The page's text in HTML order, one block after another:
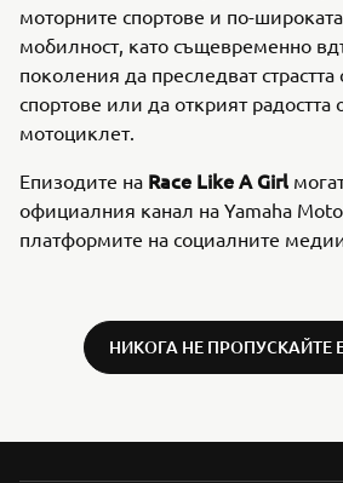
моторните спортове и по-
мобилност, като същевременно
поколения да преследват
спортове или да открият радостта
мотоциклет.
Епизодите на Race Like A Girl
официалния канал на Yamaha
платформите на социалните
НИКОГА НЕ ПРОПУСКАЙТЕ